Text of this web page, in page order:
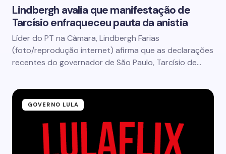
Lindbergh avalia que manifestação de
Tarcísio enfraqueceu pauta da anistia
Líder do PT na Câmara, Lindbergh Farias
(foto/reprodução internet) afirma que as declarações
recentes do governador de São Paulo, Tarcísio de…
GOVERNO LULA